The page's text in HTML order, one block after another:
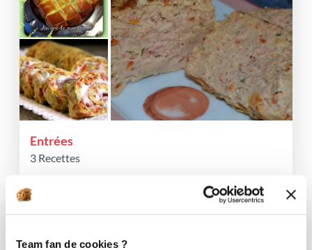
Team fan de cookies ?
Entrées
3 Recettes